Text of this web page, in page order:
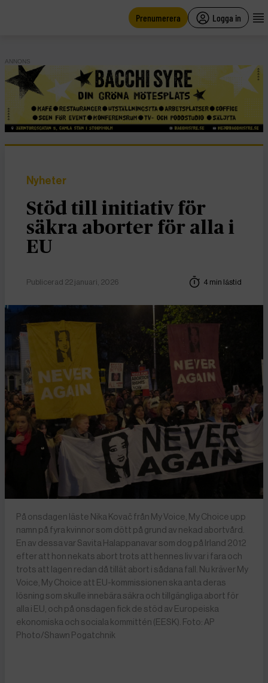
Prenumerera Logga in
ANNONS
Nyheter
Stöd till initiativ för
säkra aborter för alla i
EU
Publicerad 22 januari, 2026 4 min lästid
På onsdagen läste Nika Kovač från My Voice, My Choice upp
namn på fyra kvinnor som dött på grund av nekad abortvård.
En av dessa var Savita Halappanavar som dog på Irland 2012
efter att hon nekats abort trots att hennes liv var i fara och
trots att lagen redan då tillät abort i sådana fall. Nu kräver My
Voice, My Choice att EU-kommissionen ska anta deras
lösning som skulle innebära säkra och tillgängliga abort för
alla i EU, och på onsdagen fick de stöd av Europeiska
ekonomiska och sociala kommittén (EESK). Foto: AP
Photo/Shawn Pogatchnik